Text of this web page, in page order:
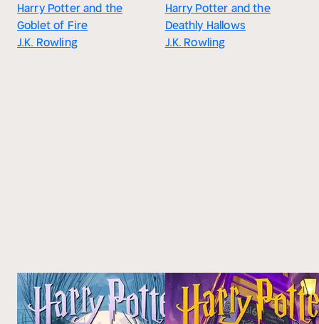
Harry Potter and the
Goblet of Fire
J.K. Rowling
Harry Potter and the
Deathly Hallows
J.K. Rowling